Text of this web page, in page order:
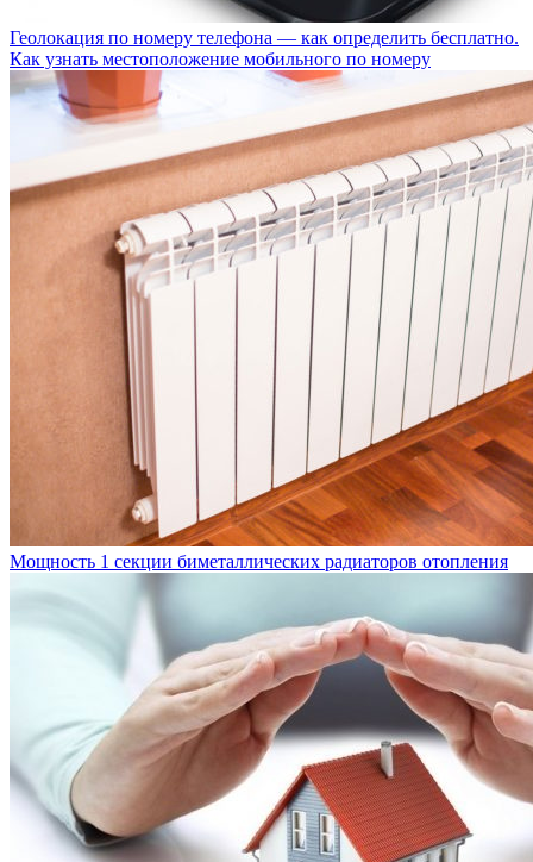
Геолокация по номеру телефона — как определить бесплатно.
Как узнать местоположение мобильного по номеру
Мощность 1 секции биметаллических радиаторов отопления